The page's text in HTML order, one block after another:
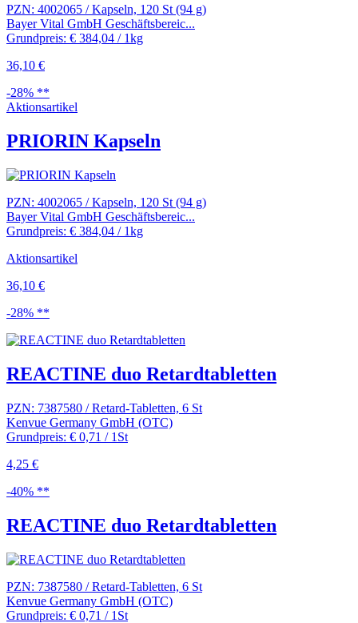
PZN: 4002065 / Kapseln, 120 St (94 g)
Bayer Vital GmbH Geschäftsbereic...
Grundpreis: € 384,04 / 1kg
36,10 €
-28% **
Aktionsartikel
PRIORIN Kapseln
PZN: 4002065 / Kapseln, 120 St (94 g)
Bayer Vital GmbH Geschäftsbereic...
Grundpreis: € 384,04 / 1kg
Aktionsartikel
36,10 €
-28% **
REACTINE duo Retardtabletten
PZN: 7387580 / Retard-Tabletten, 6 St
Kenvue Germany GmbH (OTC)
Grundpreis: € 0,71 / 1St
4,25 €
-40% **
REACTINE duo Retardtabletten
PZN: 7387580 / Retard-Tabletten, 6 St
Kenvue Germany GmbH (OTC)
Grundpreis: € 0,71 / 1St